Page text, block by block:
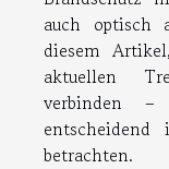
auch optisch
diesem
aktuellen
verbinden
betrachten.